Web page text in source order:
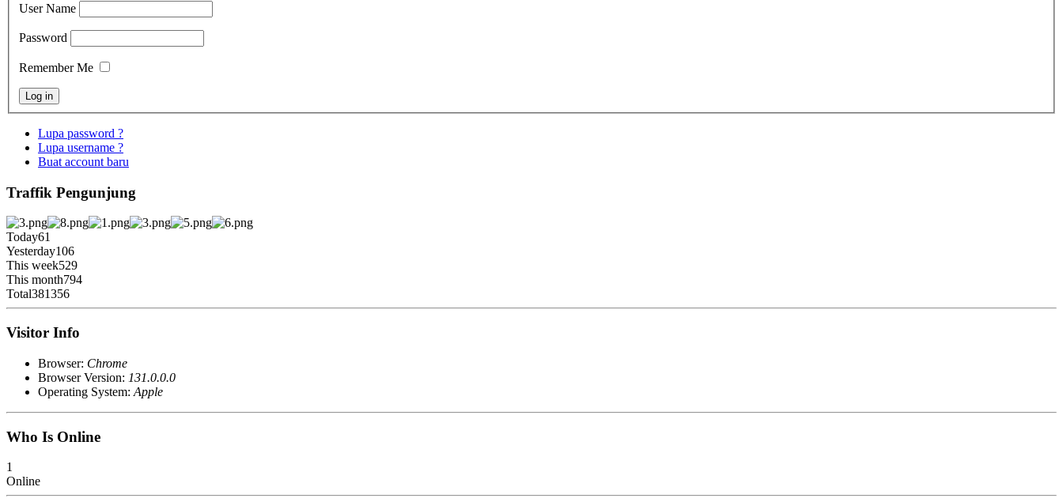
User Name
Password
Remember Me
Lupa password ?
Lupa username ?
Buat account baru
Traffik Pengunjung
Today61
Yesterday106
This week529
This month794
Total381356
Visitor Info
Browser: Chrome
Browser Version: 131.0.0.0
Operating System: Apple
Who Is Online
1
Online